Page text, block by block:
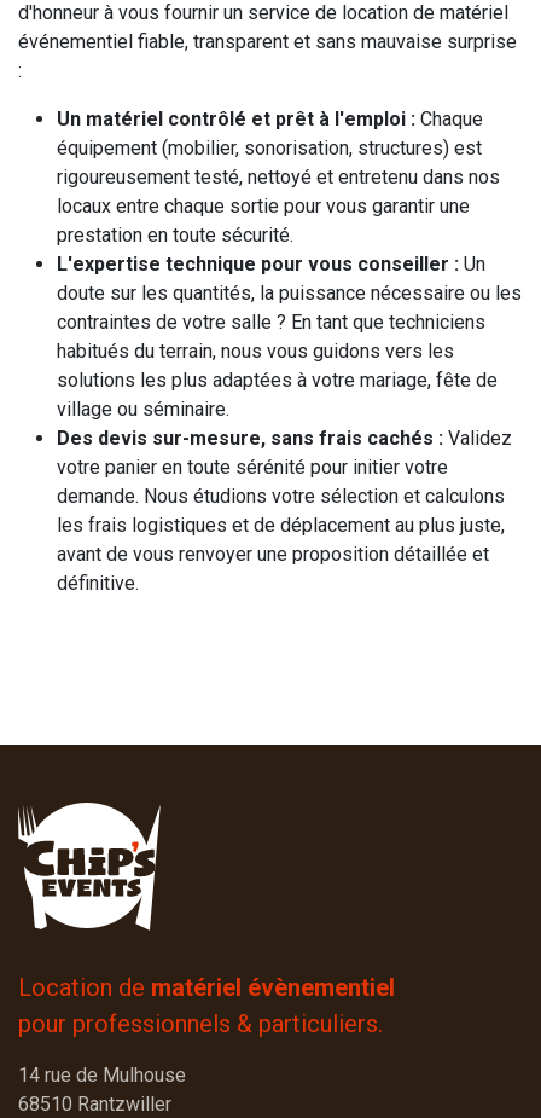
d'honneur à vous fournir un service de location de matériel
événementiel fiable, transparent et sans mauvaise surprise
:
Un matériel contrôlé et prêt à l'emploi : Chaque
équipement (mobilier, sonorisation, structures) est
rigoureusement testé, nettoyé et entretenu dans nos
locaux entre chaque sortie pour vous garantir une
prestation en toute sécurité.
L'expertise technique pour vous conseiller : Un
doute sur les quantités, la puissance nécessaire ou les
contraintes de votre salle ? En tant que techniciens
habitués du terrain, nous vous guidons vers les
solutions les plus adaptées à votre mariage, fête de
village ou séminaire.
Des devis sur-mesure, sans frais cachés : Validez
votre panier en toute sérénité pour initier votre
demande. Nous étudions votre sélection et calculons
les frais logistiques et de déplacement au plus juste,
avant de vous renvoyer une proposition détaillée et
définitive.
Location de matériel évènementiel
pour professionnels & particuliers.
14 rue de Mulhouse
68510 Rantzwiller